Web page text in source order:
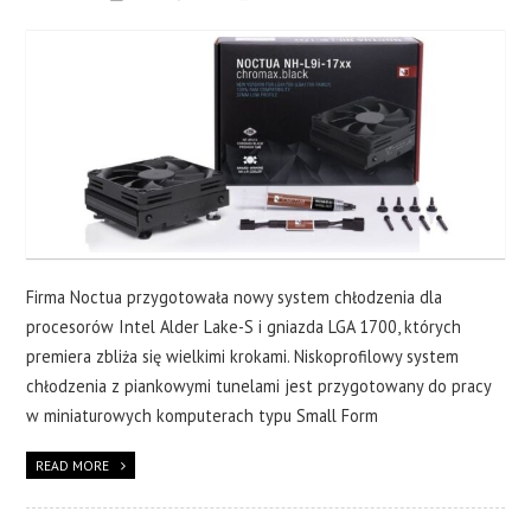
Firma Noctua przygotowała nowy system chłodzenia dla
procesorów Intel Alder Lake-S i gniazda LGA 1700, których
premiera zbliża się wielkimi krokami. Niskoprofilowy system
chłodzenia z piankowymi tunelami jest przygotowany do pracy
w miniaturowych komputerach typu Small Form
READ MORE